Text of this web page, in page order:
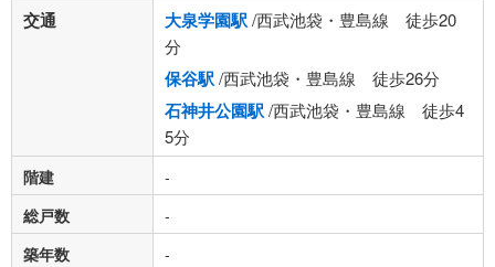
交通 大泉学園駅/西武池袋・豊島線 徒歩20
分
保谷駅/西武池袋・豊島線 徒歩26分
石神井公園駅/西武池袋・豊島線 徒歩4
5分
階建
-
総戸数
-
築年数
-